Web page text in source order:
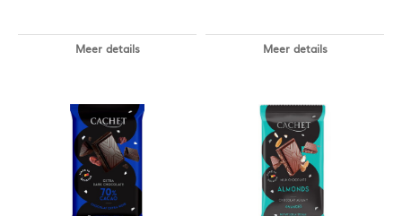
Meer details Meer details